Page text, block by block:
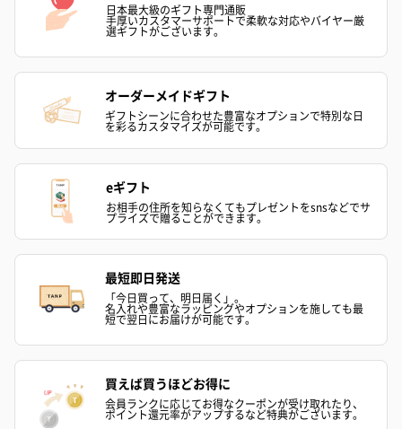
日本最大級のギフト専門通販
手厚いカスタマーサポートで柔軟な対応やバイヤー厳
選ギフトがございます。
オーダーメイドギフト
ギフトシーンに合わせた豊富なオプションで特別な日
を彩るカスタマイズが可能です。
eギフト
お相手の住所を知らなくてもプレゼントをsnsなどでサ
プライズで贈ることができます。
最短即日発送
「今日買って、明日届く」。
名入れや豊富なラッピングやオプションを施しても最
短で翌日にお届けが可能です。
買えば買うほどお得に
会員ランクに応じてお得なクーポンが受け取れたり、
ポイント還元率がアップするなど特典がございます。